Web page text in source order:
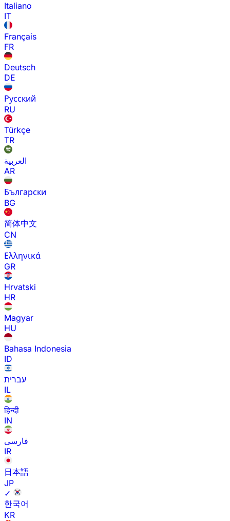
Italiano
IT
Français
FR
Deutsch
DE
Русский
RU
Türkçe
TR
العربية
AR
Български
BG
简体中文
CN
Ελληνικά
GR
Hrvatski
HR
Magyar
HU
Bahasa Indonesia
ID
עברית
IL
हिन्दी
IN
فارسی
IR
日本語
JP
✓
한국어
KR